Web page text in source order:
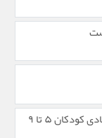
نقش روان‌شناسی ورزشی در رشد مهارت‌های بنیادی کودکان ۵ تا ۹